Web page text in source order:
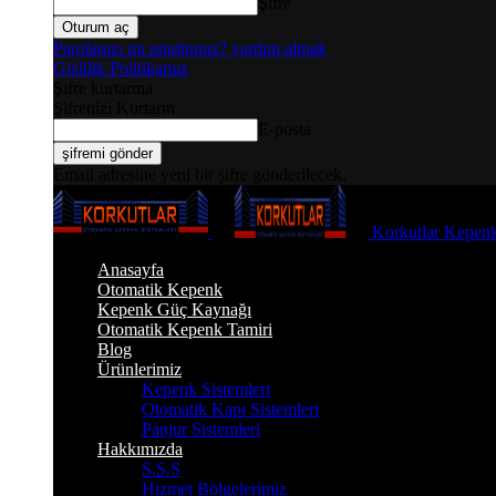
Parolanızı mı unuttunuz? yardım almak
Gizlilik Politikamız
Korkutlar
Anasayfa
Otomatik Kepenk
Kepenk Güç Kaynağı
Otomatik Kepenk Tamiri
Blog
Ürünlerimiz
Kepenk Sistemleri
Otomatik Kapı Sistemleri
Panjur Sistemleri
Hakkımızda
S.S.S
Hizmet Bölgelerimiz